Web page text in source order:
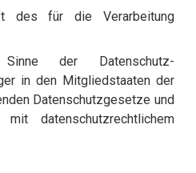
des für die Verarbeitung
der Datenschutz-
in den Mitgliedstaaten der
Datenschutzgesetze und
mit datenschutzrechtlichem